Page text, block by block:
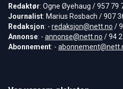
Redaktør: Ogne Øyehaug / 957 79
Journalist: Marius Rosbach / 907
Redaksjon: - redaksjon@nett.no /
Annonse: - annonse@nett.no / 94
Abonnement: -